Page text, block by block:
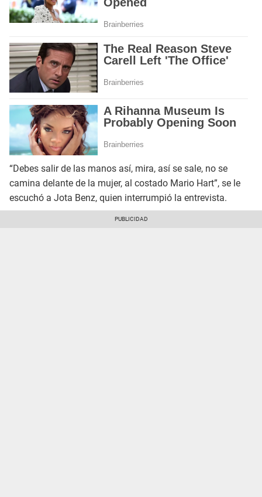
“Debes salir de las manos así, mira, así se sale, no se
camina delante de la mujer, al costado Mario Hart”, se le
escuchó a Jota Benz, quien interrumpió la entrevista.